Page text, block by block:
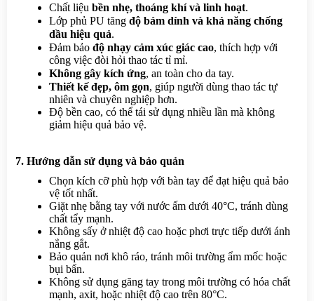
Chất liệu bền nhẹ, thoáng khí và linh hoạt.
Lớp phủ PU tăng độ bám dính và khả năng chống
dầu hiệu quả.
Đảm bảo độ nhạy cảm xúc giác cao, thích hợp với
công việc đòi hỏi thao tác tỉ mỉ.
Không gây kích ứng, an toàn cho da tay.
Thiết kế đẹp, ôm gọn, giúp người dùng thao tác tự
nhiên và chuyên nghiệp hơn.
Độ bền cao, có thể tái sử dụng nhiều lần mà không
giảm hiệu quả bảo vệ.
7. Hướng dẫn sử dụng và bảo quản
Chọn kích cỡ phù hợp với bàn tay để đạt hiệu quả bảo
vệ tốt nhất.
Giặt nhẹ bằng tay với nước ấm dưới 40°C, tránh dùng
chất tẩy mạnh.
Không sấy ở nhiệt độ cao hoặc phơi trực tiếp dưới ánh
nắng gắt.
Bảo quản nơi khô ráo, tránh môi trường ẩm mốc hoặc
bụi bẩn.
Không sử dụng găng tay trong môi trường có hóa chất
mạnh, axit, hoặc nhiệt độ cao trên 80°C.